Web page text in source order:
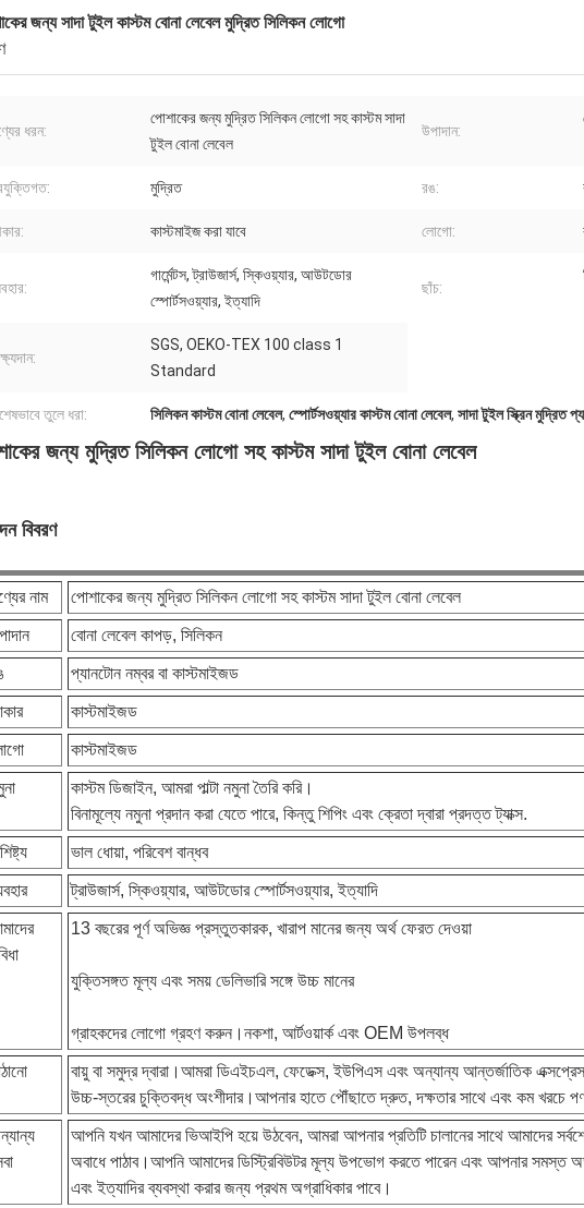
জন্য সাদা টুইল কাস্টম বোনা লেবেল মুদ্রিত সিলিকন লোগো
ধরন:
পোশাকের জন্য মুদ্রিত সিলিকন লোগো সহ কাস্টম সাদা
টুইল বোনা লেবেল
উপাদান:
মুদ্রিত রঙ:
কাস্টমাইজ করা যাবে লোগো:
গার্মেন্টস, ট্রাউজার্স, স্কিওয়্যার, আউটডোর
স্পোর্টসওয়্যার, ইত্যাদি
ছাঁচ:
SGS, OEKO-TEX 100 class 1
Standard
তুলে ধরা: সিলিকন কাস্টম বোনা লেবেল, স্পোর্টসওয়্যার কাস্টম বোনা লেবেল, সাদা টুইল স্ক্রিন মুদ্রিত
জন্য মুদ্রিত সিলিকন লোগো সহ কাস্টম সাদা টুইল বোনা লেবেল
বিবরণ
নাম পোশাকের জন্য মুদ্রিত সিলিকন লোগো সহ কাস্টম সাদা টুইল বোনা লেবেল
বোনা লেবেল কাপড়, সিলিকন
প্যানটোন নম্বর বা কাস্টমাইজড
কাস্টমাইজড
কাস্টমাইজড
কাস্টম ডিজাইন, আমরা পাল্টা নমুনা তৈরি করি।
বিনামূল্যে নমুনা প্রদান করা যেতে পারে, কিন্তু শিপিং এবং ক্রেতা দ্বারা প্রদত্ত ট্যাক্স.
ভাল ধোয়া, পরিবেশ বান্ধব
ট্রাউজার্স, স্কিওয়্যার, আউটডোর স্পোর্টসওয়্যার, ইত্যাদি
13 বছরের পূর্ণ অভিজ্ঞ প্রস্তুতকারক, খারাপ মানের জন্য অর্থ ফেরত দেওয়া
যুক্তিসঙ্গত মূল্য এবং সময় ডেলিভারি সঙ্গে উচ্চ মানের
গ্রাহকদের লোগো গ্রহণ করুন।নকশা, আর্টওয়ার্ক এবং OEM উপলব্ধ
বায়ু বা সমুদ্র দ্বারা।আমরা ডিএইচএল, ফেডেক্স, ইউপিএস এবং অন্যান্য আন্তর্জাতিক
উচ্চ-স্তরের চুক্তিবদ্ধ অংশীদার।আপনার হাতে পৌঁছাতে দ্রুত, দক্ষতার সাথে এবং কম খরচে
আপনি যখন আমাদের ভিআইপি হয়ে উঠবেন, আমরা আপনার প্রতিটি চালানের সাথে আমাদের
অবাধে পাঠাব।আপনি আমাদের ডিস্ট্রিবিউটর মূল্য উপভোগ করতে পারেন এবং আপনার সমস্ত
এবং ইত্যাদির ব্যবস্থা করার জন্য প্রথম অগ্রাধিকার পাবে।